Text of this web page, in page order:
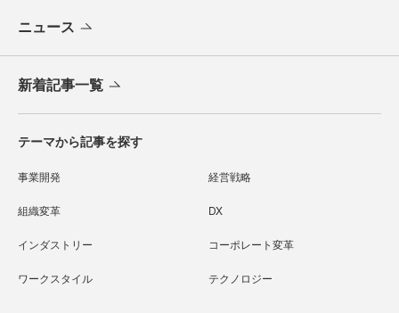
ニュース
新着記事一覧
テーマから記事を探す
事業開発 経営戦略
組織変革 DX
インダストリー コーポレート変革
ワークスタイル テクノロジー